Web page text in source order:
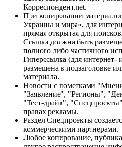
Корреспондент.net.
При копировании
Украины и мира», для
прямая открытая для
Ссылка должна быть
полного либо частичного
Гиперссылка (для интернет-
размещена в подзаголовке
материала.
Новости с пометками
"Заявление", "Регионы",
"Тест-драйв",
правах рекламы.
Раздел Спецпроекты
коммерческими партнерами.
Любое копирование,